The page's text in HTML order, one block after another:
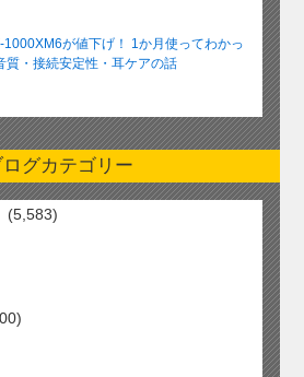
1000XM6が値下げ！ 1か月使ってわかっ
質・接続安定性・耳ケアの話
ログカテゴリー
(5,583)